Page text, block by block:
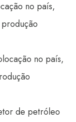
no país,
no país,
de petróleo